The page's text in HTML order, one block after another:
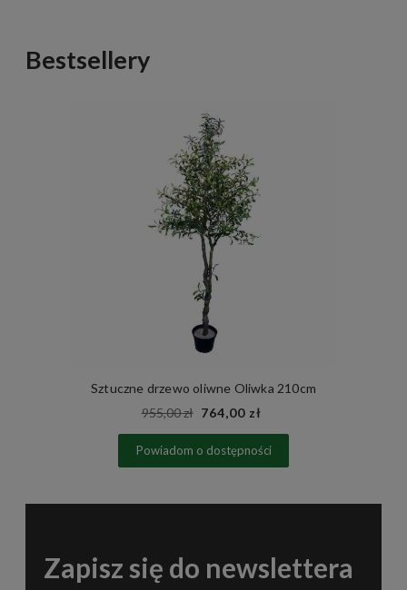
Bestsellery
Sztuczne drzewo oliwne Oliwka 210cm
955,00 zł 764,00 zł
Powiadom o dostępności
Zapisz się do newslettera